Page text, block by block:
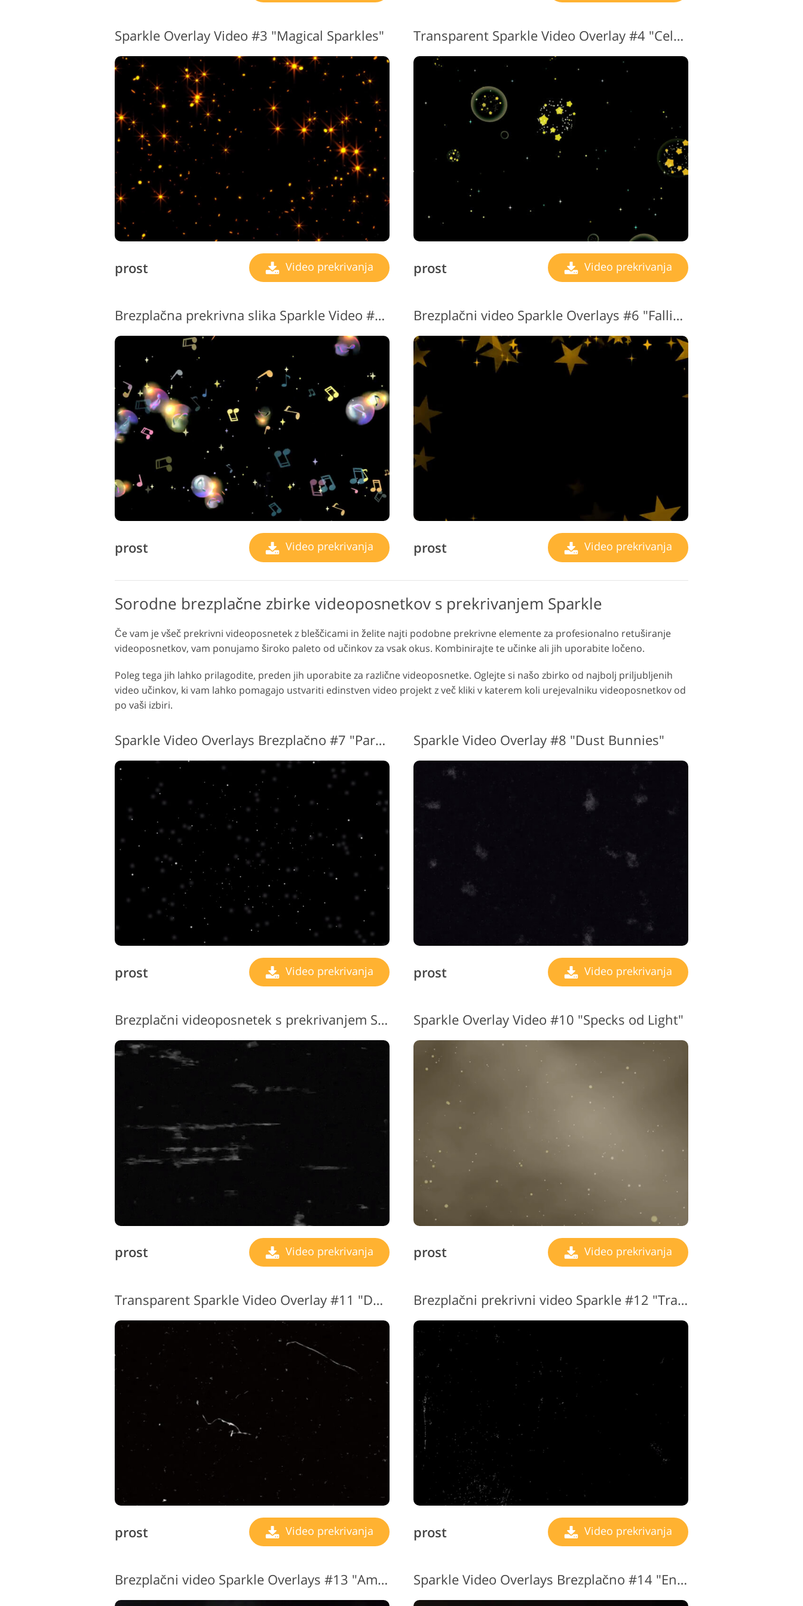
Sparkle Overlay Video #3 "Magical Sparkles"
prost Video prekrivanja
Transparent Sparkle Video Overlay #4 "Celestial Spheres"
prost Video prekrivanja
Brezplačna prekrivna slika Sparkle Video #5 "Dream Tunes"
prost Video prekrivanja
Brezplačni video Sparkle Overlays #6 "Falling Stars"
prost Video prekrivanja
Sorodne brezplačne zbirke videoposnetkov s prekrivanjem Sparkle
Če vam je všeč prekrivni videoposnetek z bleščicami in želite najti podobne prekrivne elemente za profesionalno retuširanje
videoposnetkov, vam ponujamo široko paleto od učinkov za vsak okus. Kombinirajte te učinke ali jih uporabite ločeno.
Poleg tega jih lahko prilagodite, preden jih uporabite za različne videoposnetke. Oglejte si našo zbirko od najbolj priljubljenih
video učinkov, ki vam lahko pomagajo ustvariti edinstven video projekt z več kliki v katerem koli urejevalniku videoposnetkov od
po vaši izbiri.
Sparkle Video Overlays Brezplačno #7 "Particles"
prost Video prekrivanja
Sparkle Video Overlay #8 "Dust Bunnies"
prost Video prekrivanja
Brezplačni videoposnetek s prekrivanjem Sparkle #9 "Znaki od Čas"
prost Video prekrivanja
Sparkle Overlay Video #10 "Specks od Light"
prost Video prekrivanja
Transparent Sparkle Video Overlay #11 "Decay"
prost Video prekrivanja
Brezplačni prekrivni video Sparkle #12 "Traces"
prost Video prekrivanja
Brezplačni video Sparkle Overlays #13 "Ambiguity" Sparkle Video Overlays Brezplačno #14 "Enigma"